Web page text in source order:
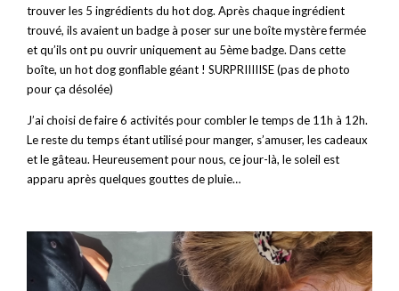
trouver les 5 ingrédients du hot dog. Après chaque ingrédient
trouvé, ils avaient un badge à poser sur une boîte mystère fermée
et qu’ils ont pu ouvrir uniquement au 5ème badge. Dans cette
boîte, un hot dog gonflable géant ! SURPRIIIIISE (pas de photo
pour ça désolée)
J’ai choisi de faire 6 activités pour combler le temps de 11h à 12h.
Le reste du temps étant utilisé pour manger, s’amuser, les cadeaux
et le gâteau. Heureusement pour nous, ce jour-là, le soleil est
apparu après quelques gouttes de pluie…